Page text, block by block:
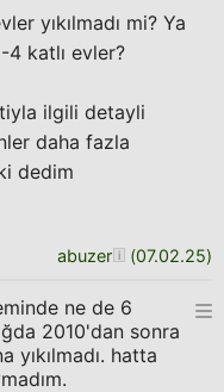
yıkılmadı mi? Ya
4 katlı evler?
ilgili detayli
daha fazla
dedim
abuzer (07.02.25)
ne de 6
2010'dan sonra
yıkılmadı. hatta